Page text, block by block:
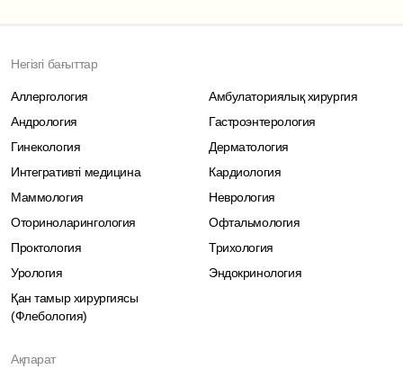
Негізгі бағыттар
Аллергология
Амбулаториялық хирургия
Андрология
Гастроэнтерология
Гинекология
Дерматология
Интегративті медицина
Кардиология
Маммология
Неврология
Оториноларингология
Офтальмология
Проктология
Трихология
Урология
Эндокринология
Қан тамыр хирургиясы
(Флебология)
Ақпарат